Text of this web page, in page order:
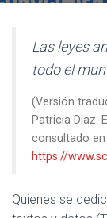
Las leyes
todo el
(Versión
Patricia Diaz.
consultado en
https://
Quienes se